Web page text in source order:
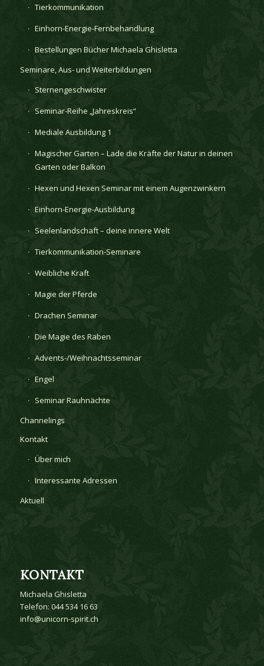
Tierkommunikation
Einhorn-Energie-Fernbehandlung
Bestellungen Bücher Michaela Ghisletta
Seminare, Aus- und Weiterbildungen
Sternengeschwister
Seminar-Reihe „Jahreskreis“
Mediale Ausbildung 1
Magischer Garten – Lade die Kräfte der Natur in deinen
Garten oder Balkon
Hexen und Hexen Seminar mit einem Augenzwinkern
Einhorn-Energie-Ausbildung
Seelenlandschaft – deine innere Welt
Tierkommunikation-Seminare
Weibliche Kraft
Magie der Pferde
Drachen Seminar
Die Magie des Raben
Advents-/Weihnachtsseminar
Engel
Seminar Rauhnächte
Channelings
Kontakt
Über mich
Interessante Adressen
Aktuell
KONTAKT
Michaela Ghisletta
Telefon: 044 534 16 63
info@unicorn-spirit.ch